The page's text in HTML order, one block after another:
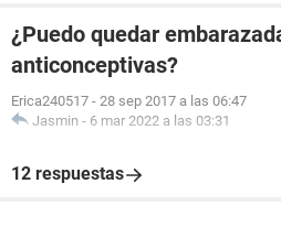
¿Puedo quedar
anticonceptivas?
Erica240517 - 28 sep 2017 a las 06:47
Jasmin - 6 mar 2022 a las 03:31
12 respuestas